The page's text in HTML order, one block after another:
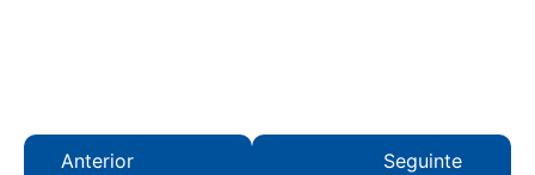
Anterior
Seguinte